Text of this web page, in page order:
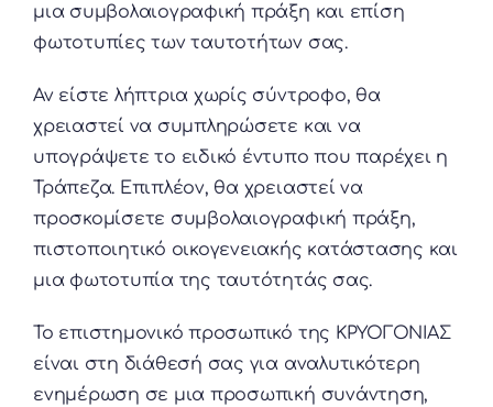
μια συμβολαιογραφική πράξη και επίση
φωτοτυπίες των ταυτοτήτων σας.
Αν είστε λήπτρια χωρίς σύντροφο, θα
χρειαστεί να συμπληρώσετε και να
υπογράψετε το ειδικό έντυπο που παρέχει η
Τράπεζα. Επιπλέον, θα χρειαστεί να
προσκομίσετε συμβολαιογραφική πράξη,
πιστοποιητικό οικογενειακής κατάστασης και
μια φωτοτυπία της ταυτότητάς σας.
Το επιστημονικό προσωπικό της ΚΡΥΟΓΟΝΙΑΣ
είναι στη διάθεσή σας για αναλυτικότερη
ενημέρωση σε μια προσωπική συνάντηση,